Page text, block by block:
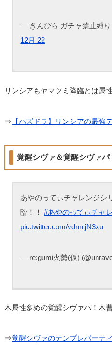
— きんぴら ガチャ禁止縛り
12月 22
リンシアもヤマツミ降臨とは属
⇒ 【パズドラ】リンシアの最強
覚醒シヴァ＆覚醒シヴァパ
あやのってぃチャレンジシ
臨！！#あやのってぃチャ
pic.twitter.com/vdnntjN3xu
— re:gumi火勢(仮)
木属性多めの覚醒シヴァパ！木
⇒覚醒シヴァのテンプレパーテ